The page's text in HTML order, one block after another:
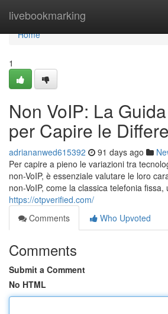
livebookmarking
Home
Home
1
Non VoIP: La
per Capire le
adriananwed615392 91 days ago
Per capire a pieno le variazioni tra
non-VoIP, è essenziale valutare le loro
non-VoIP, come la classica telefonia fissa,
https://otpverified.com/
Comments
Who Upvoted
Comments
Submit a Comment
No HTML